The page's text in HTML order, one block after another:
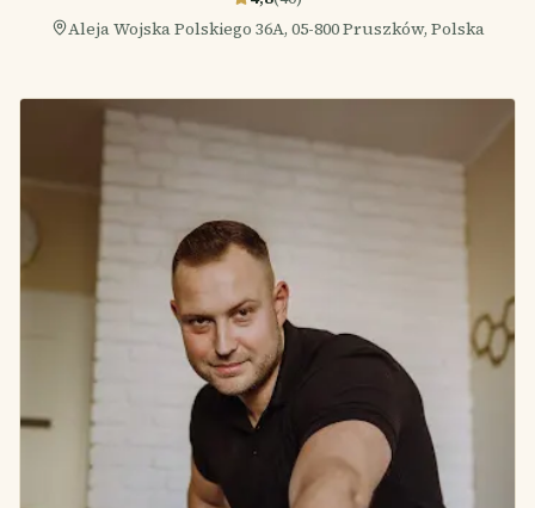
Aleja Wojska Polskiego 36A, 05-800 Pruszków, Polska